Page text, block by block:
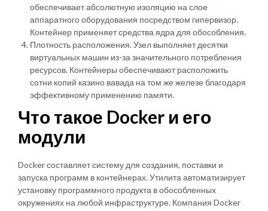
обеспечивает абсолютную изоляцию на слое
аппаратного оборудования посредством гипервизор.
Контейнер применяет средства ядра для обособления.
Плотность расположения. Узел выполняет десятки
виртуальных машин из-за значительного потребления
ресурсов. Контейнеры обеспечивают расположить
сотни копий казино вавада на том же железе благодаря
эффективному применению памяти.
Что такое Docker и его
модули
Docker составляет систему для создания, поставки и
запуска программ в контейнерах. Утилита автоматизирует
установку программного продукта в обособленных
окружениях на любой инфраструктуре. Компания Docker